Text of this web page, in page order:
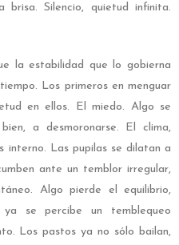
Silencio, quietud infinita.
la estabilidad que lo gobierna
Los primeros en menguar
en ellos. El miedo. Algo se
a desmoronarse. El clima,
interno. Las pupilas se dilatan a
ante un temblor irregular,
Algo pierde el equilibrio,
se percibe un temblequeo
Los pastos ya no sólo bailan,